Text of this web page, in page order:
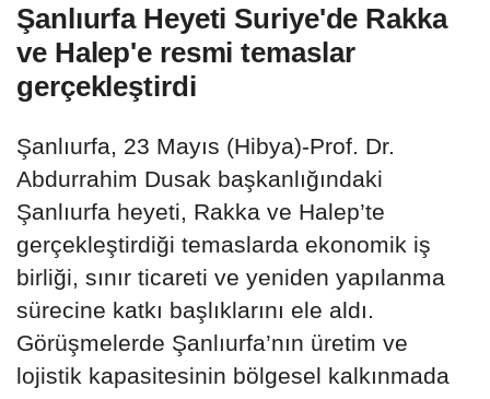
Şanlıurfa Heyeti Suriye'de Rakka
ve Halep'e resmi temaslar
gerçekleştirdi
Şanlıurfa, 23 Mayıs (Hibya)-Prof. Dr.
Abdurrahim Dusak başkanlığındaki
Şanlıurfa heyeti, Rakka ve Halep’te
gerçekleştirdiği temaslarda ekonomik iş
birliği, sınır ticareti ve yeniden yapılanma
sürecine katkı başlıklarını ele aldı.
Görüşmelerde Şanlıurfa’nın üretim ve
lojistik kapasitesinin bölgesel kalkınmada